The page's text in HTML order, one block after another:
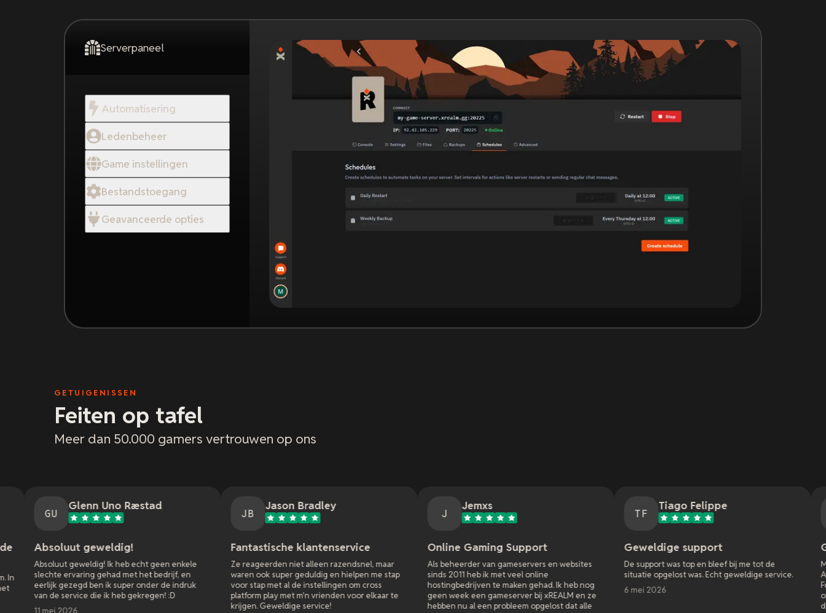
Serverpaneel
Automatisering
Ledenbeheer
Game instellingen
Bestandstoegang
Geavanceerde opties
GETUIGENISSEN
Feiten op tafel
Meer dan 50.000 gamers vertrouwen op ons
Glenn Uno Ræstad
geweldig!
Ik heb echt geen enkele
gehad met het bedrijf, en
ben ik super onder de indruk
die ik heb gekregen! :D
Jason Bradley
Fantastische klantenservice
Ze reageerden niet alleen razendsnel, maar
waren ook super geduldig en hielpen me stap
voor stap met al de instellingen om cross
platform play met m'n vrienden voor elkaar te
krijgen. Geweldige service!
Online Gaming Support
Als beheerder van gameservers en websites
sinds 2011 heb ik met veel online
hostingbedrijven te maken gehad. Ik heb nog
geen week een gameserver bij xREALM en ze
hebben nu al een probleem opgelost dat alle
Tiago Felippe
Geweldige support
De support was top en bleef bij me tot de
situatie opgelost was. Echt geweldige service.
6 mei 2026
Geweldige
Mijn eerste
Awakening. Ik
Funcom had wat
oplossingen
doen. Ik kon hele